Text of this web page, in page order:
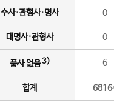
수사·관형사·명사 0
대명사·관형사 0
품사 없음3) 6
합계